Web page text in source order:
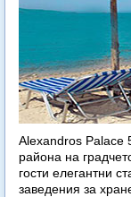
Alexandros Palace
района на
гости елегантни
заведения за